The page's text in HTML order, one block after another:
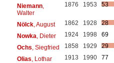
Niemann,
Walter
1876 1953 53
Nölck, August 1862 1928
28
Nowka , Dieter 1924 1998
69
Ochs , Siegfried 1858 1929
29
Olias , Lothar 1913 1990
77